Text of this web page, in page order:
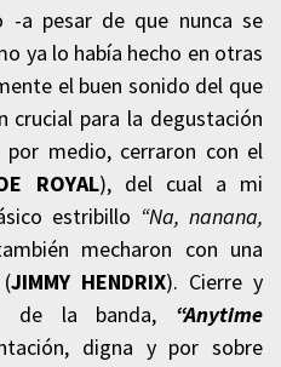
-a pesar de que nunca se
ya lo había hecho en otras
el buen sonido del que
crucial para la degustación
medio, cerraron con el
ROYAL), del cual a mi
estribillo “Na, nanana,
mecharon con una
(JIMMY HENDRIX). Cierre y
de la banda, “Anytime
digna y por sobre